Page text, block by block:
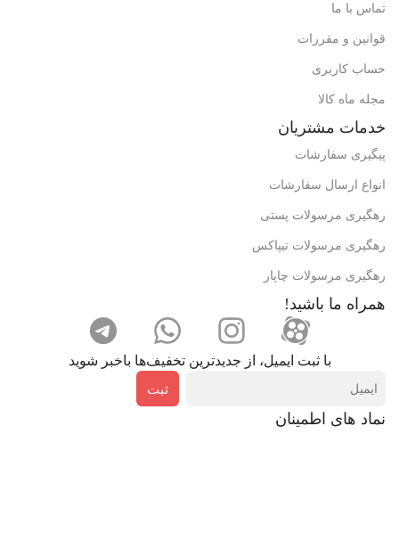
تماس با ما
قوانین و مقررات
حساب کاربری
مجله ماه کالا
خدمات مشتریان
پیگیری سفارشات
انواع ارسال سفارشات
رهگیری مرسولات پستی
رهگیری مرسولات تیپاکس
رهگیری مرسولات چاپار
همراه ما باشید!
با ثبت ایمیل، از جدید‌ترین تخفیف‌ها با‌خبر شوید
ثبت
نماد های اطمینان